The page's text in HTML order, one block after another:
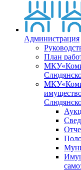
Администрация
План